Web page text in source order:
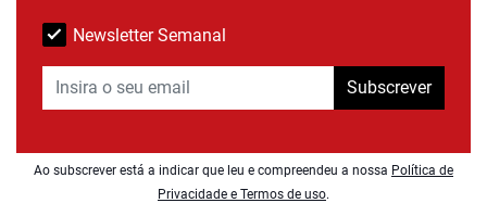
Newsletter Semanal
Subscrever
Ao subscrever está a indicar que leu e compreendeu a nossa Política de
Privacidade e Termos de uso.